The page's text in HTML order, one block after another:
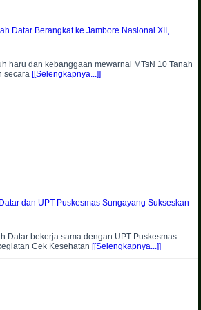
Datar Berangkat ke Jambore Nasional XII,
haru dan kebanggaan mewarnai MTsN 10 Tanah
secara [[Selengkapnya...]]
dan UPT Puskesmas Sungayang Sukseskan
Datar bekerja sama dengan UPT Puskesmas
Cek Kesehatan [[Selengkapnya...]]